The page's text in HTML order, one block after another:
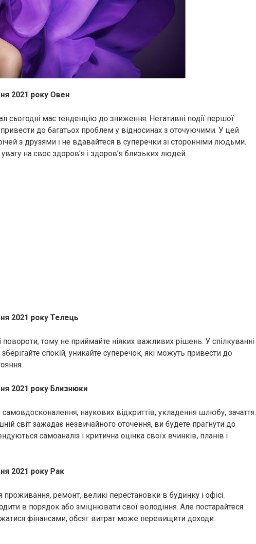
2021 року Овен
сьогодні має тенденцію до зниження. Негативні події першої
до багатьох проблем у відносинах з оточуючими. У цей
з друзями і не вдавайтеся в суперечки зі сторонніми людьми.
на своє здоров’я і здоров’я близьких людей.
2021 року Телець
повороти, тому не приймайте ніяких важливих рішень. У спілкуванні
спокій, уникайте суперечок, які можуть привести до
2021 року Близнюки
наукових відкриттів, укладення шлюбу, зачаття.
світ зажадає незвичайного оточення, ви будете прагнути до
самоаналіз і критична оцінка своїх вчинків, планів і
2021 року Рак
проживання, ремонт, великі перестановки в будинку і офісі.
в порядок або зміцнювати свої володіння. Але постарайтеся
фінансами, обсяг витрат може перевищити доходи.